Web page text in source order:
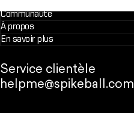
Communauté
À propos
En savoir plus
Service clientèle
helpme@spikeball.com